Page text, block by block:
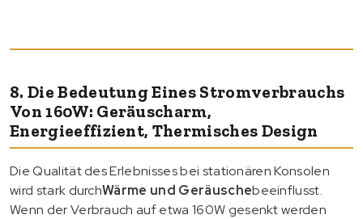
8. Die Bedeutung Eines Stromverbrauchs
Von 160W: Geräuscharm,
Energieeffizient, Thermisches Design
Die Qualität des Erlebnisses bei stationären Konsolen
wird stark durchWärme und Geräuschebeeinflusst.
Wenn der Verbrauch auf etwa 160W gesenkt werden